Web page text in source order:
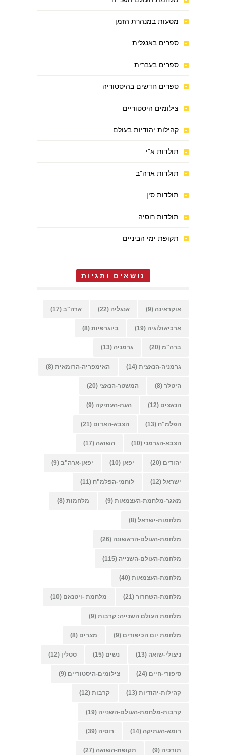
מסעות במנהרת הזמן
ספרים באנגלית
ספרים בעברית
ספרים חדשים בהיסטוריה
צילומים היסטוריים
קהילות יהודיות בעולם
תולדות א"י
תולדות ארה"ב
תולדות סין
תולדות רוסיה
תקופת ימי הביניים
נושאים ותגיות
אוקראינה (9) אנגליה (22) ארה"ב (17)
ארכיאולוגיה (19) ביוגרפיות (8)
ברה"מ (20) גרמניה (13)
גרמניה-הנאצית (14) האימפריה-הרומאית (8)
היטלר (8) המשטר-הנאצי (20)
הנאצים (12) העת-העתיקה (9)
הפלמ"ח (13) הצבא-האדום (21)
הצבא-הגרמני (10) השואה (17)
יהודים (20) יפאן (10) יפאן-ארה"ב (9)
ישראל (12) לוחמי-הפלמ"ח (11)
מאגר-מלחמת-העצמאות (9) מלחמות (8)
מלחמות-ישראל (8)
מלחמת-העולם-הראשונה (26)
מלחמת-העולם-השנייה (115)
מלחמת-העצמאות (40)
מלחמת-השחרור (21) מלחמת -ויטנאם (10)
מלחמת העולם השנייה: קרבות (9)
מלחמת יום הכיפורים (9) מצרים (8)
ניצולי-שואה (13) נשים (15) סטלין (12)
סיפורי-חיים (24) צילומים-היסטוריים (9)
קהילות-יהודיות (13) קרבות (12)
קרבות-מלחמת-העולם-השנייה (19)
רומא-העתיקה (14) רוסיה (39)
תורכיה (9) תקופת-השואה (27)